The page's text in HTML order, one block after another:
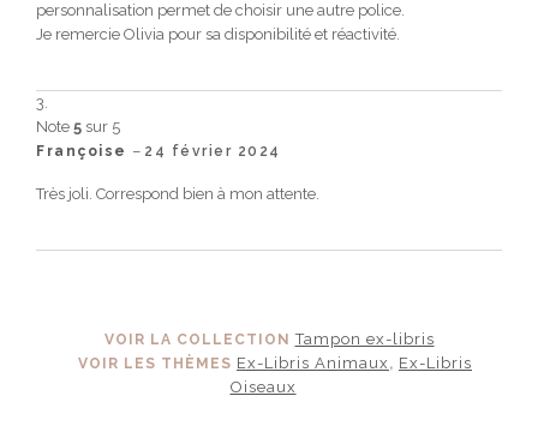
personnalisation permet de choisir une autre police.
Je remercie Olivia pour sa disponibilité et réactivité.
Note 5 sur 5
Françoise – 24 février 2024
Très joli. Correspond bien à mon attente.
VOIR LA COLLECTIONTampon ex-libris
VOIR LES THÈMES Ex-Libris Animaux , Ex-Libris
Oiseaux